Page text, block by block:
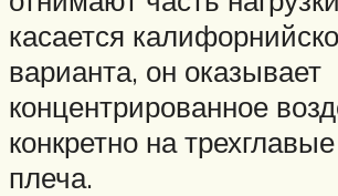
касается
варианта, он оказывает
концентрированное
конкретно на
плеча.